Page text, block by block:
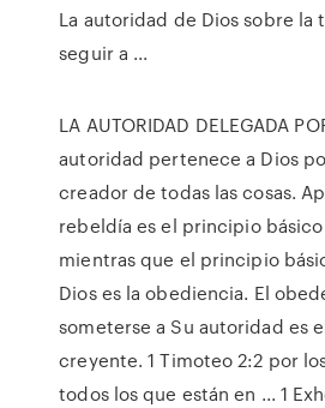
La autoridad de Dios sobre la
seguir a ...
LA AUTORIDAD DELEGADA
autoridad pertenece a Dios
creador de todas las cosas.
rebeldía es el principio
mientras que el principio
Dios es la obediencia. El
someterse a Su autoridad es
creyente. 1 Timoteo 2:2 por
todos los que están en ... 1